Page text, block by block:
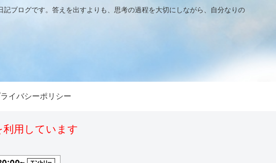
ブログです。答えを出すよりも、思考の過程を大切にしながら、自分なりの
イバシーポリシー
用しています